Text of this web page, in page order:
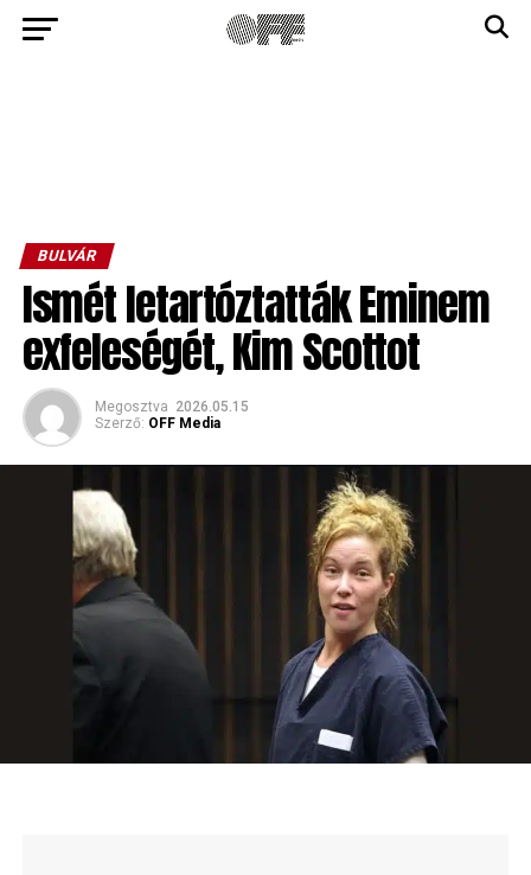
BULVÁR
Ismét letartóztatták Eminem
exfeleségét, Kim Scottot
Megosztva 2026.05.15
Szerző: OFF Media